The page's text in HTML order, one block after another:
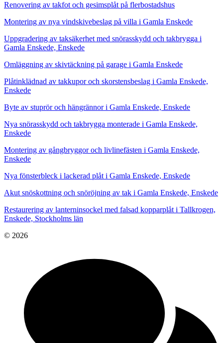
Renovering av takfot och gesimsplåt på flerbostadshus
Montering av nya vindskivebeslag på villa i Gamla Enskede
Uppgradering av taksäkerhet med snörasskydd och takbrygga i
Gamla Enskede, Enskede
Omläggning av skivtäckning på garage i Gamla Enskede
Plåtinklädnad av takkupor och skorstensbeslag i Gamla Enskede,
Enskede
Byte av stuprör och hängrännor i Gamla Enskede, Enskede
Nya snörasskydd och takbrygga monterade i Gamla Enskede,
Enskede
Montering av gångbryggor och livlinefästen i Gamla Enskede,
Enskede
Nya fönsterbleck i lackerad plåt i Gamla Enskede, Enskede
Akut snöskottning och snöröjning av tak i Gamla Enskede, Enskede
Restaurering av lanterninsockel med falsad kopparplåt i Tallkrogen,
Enskede, Stockholms län
© 2026